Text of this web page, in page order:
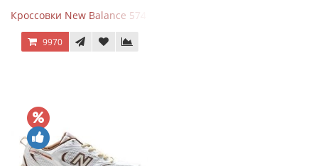
Кроссовки New Balance 574 Blue Black Red синий с красным
9970